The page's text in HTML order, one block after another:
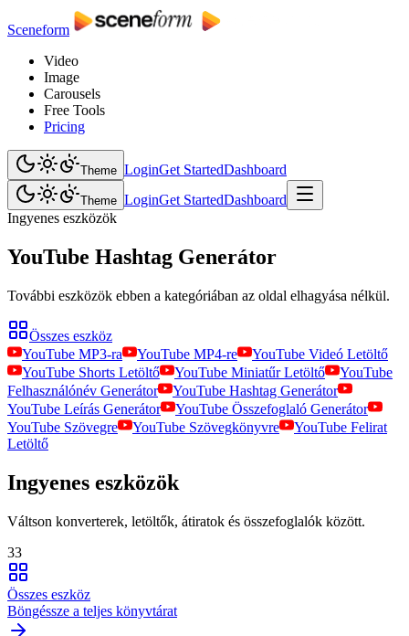
Sceneform
Video
Image
Carousels
Free Tools
Pricing
Theme LoginGet StartedDashboard
Theme LoginGet StartedDashboard
Ingyenes eszközök
YouTube Hashtag Generátor
További eszközök ebben a kategóriában az oldal elhagyása nélkül.
Összes eszköz
YouTube MP3-ra
YouTube MP4-re
YouTube Videó Letöltő
YouTube Shorts Letöltő
YouTube Miniatűr Letöltő
YouTube
Felhasználónév Generátor
YouTube Hashtag Generátor
YouTube Leírás Generátor
YouTube Összefoglaló Generátor
YouTube Szövegre
YouTube Szövegkönyvre
YouTube Felirat
Letöltő
Ingyenes eszközök
Váltson konverterek, letöltők, átiratok és összefoglalók között.
33
Összes eszköz
Böngéssze a teljes könyvtárat